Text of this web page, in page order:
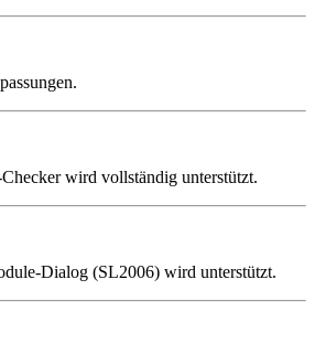
wird vollständig unterstützt.
Dialog (SL2006) wird unterstützt.